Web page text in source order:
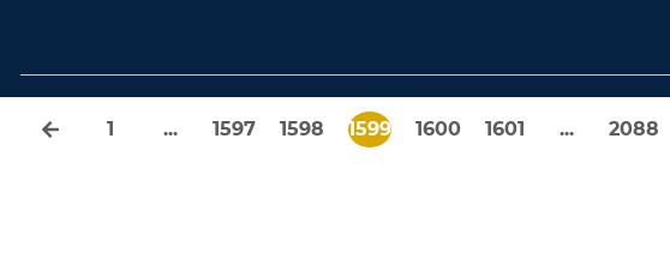
1 ... 1597 1598 1599 1600 1601 ... 2088